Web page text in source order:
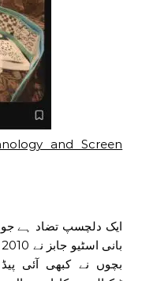
and Screen
ایک دلچسپ تضاد ہے جو
بچوں نے کبھی آئی